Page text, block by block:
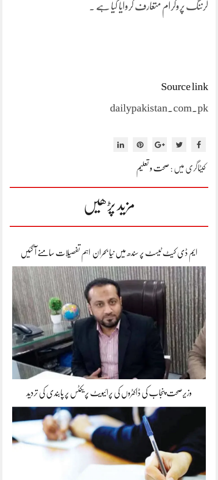
لرننگ پروگرام متعارف کروایا گیا ہے ۔
Source link
dailypakistan.com.pk
کیٹاگری میں : صحت و تعلیم
مزید پڑھیں
ایم ڈی کیٹ ٹیسٹ پر سندھ میں نیا بحران اہم تفصیلات سامنے آ گئیں
وزیرصحت پنجاب کی ڈاکٹروں کی پرائیویٹ پریکٹس پر پابندی کی تردید